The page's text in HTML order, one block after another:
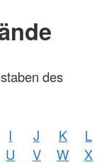
des
I J K
L
U V W
X